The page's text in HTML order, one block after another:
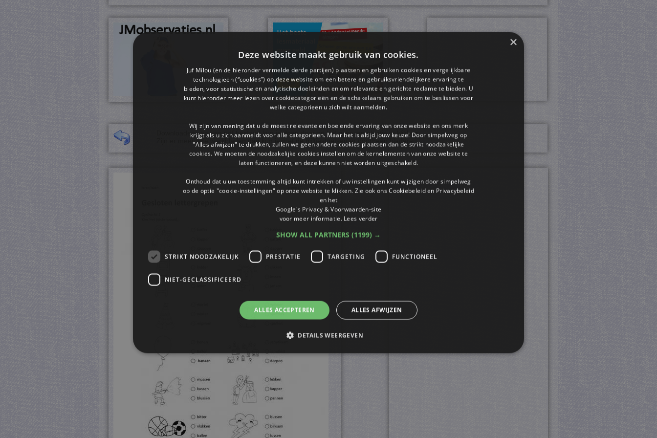
Downloaden van een pdf bestand kun je doen door op het gekozen plaatje te klikken.
Zijn er meerdere werkbladen dan kun je met de pijltjestoetsen er doorheen bladeren.
×
Deze website maakt gebruik van cookies.
Juf Milou (en de hieronder vermelde derde partijen) plaatsen en gebruiken cookies en vergelijkbare
technologieën (“cookies”) op deze website om een ​​betere en gebruiksvriendelijkere ervaring te
bieden, voor statistische en analytische doeleinden en om relevante en gerichte reclame te bieden. U
kunt hieronder meer lezen over cookiecategorieën en de schakelaars gebruiken om te beslissen voor
welke categorieën u zich wilt aanmelden.
Wij zijn van mening dat u de meest relevante en boeiende ervaring van onze website en ons merk
krijgt als u zich aanmeldt voor alle categorieën. Maar het is altijd jouw keuze! Door simpelweg op
"Alles afwijzen" te drukken, zullen we geen andere cookies plaatsen dan de strikt noodzakelijke
cookies. We moeten de noodzakelijke cookies instellen om de kernelementen van onze website te
laten functioneren, en deze kunnen niet worden uitgeschakeld.
Onthoud dat u uw toestemming altijd kunt intrekken of uw instellingen kunt wijzigen door simpelweg
op de optie "cookie-instellingen" op onze website te klikken. Zie ook ons ​​Cookiebeleid en Privacybeleid
en het
Google's Privacy & Voorwaarden-site
voor meer informatie. Lees verder
SHOW ALL PARTNERS (1199) →
STRIKT NOODZAKELIJK PRESTATIE TARGETING FUNCTIONEEL
NIET-GECLASSIFICEERD
ALLES ACCEPTEREN ALLES AFWIJZEN
DETAILS WEERGEVEN
Strikt noodzakelijke cookies maken de kernfunctionaliteiten van de website mogelijk, zoals gebruikersaanmelding en accountbeheer. De
website kan niet goed worden gebruikt zonder de strikt noodzakelijke cookies.
Naam
/
Domein
Vervaldatum
CookieScriptConsent CookieScript 4 weken 2